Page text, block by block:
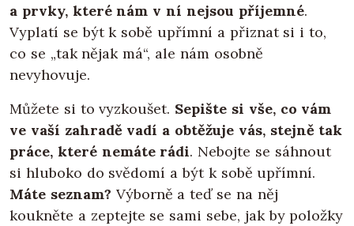
a prvky, které nám v ní nejsou příjemné.
Vyplatí se být k sobě upřímní a přiznat si i to,
co se „tak nějak má“, ale nám osobně
nevyhovuje.
Můžete si to vyzkoušet. Sepište si vše, co vám
ve vaší zahradě vadí a obtěžuje vás, stejně tak
práce, které nemáte rádi. Nebojte se sáhnout
si hluboko do svědomí a být k sobě upřímní.
Máte seznam? Výborně a teď se na něj
koukněte a zeptejte se sami sebe, jak by položky